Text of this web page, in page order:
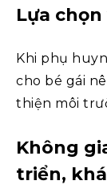
Lựa
Khi phụ
cho bé gái
thiện môi
Không
triển,